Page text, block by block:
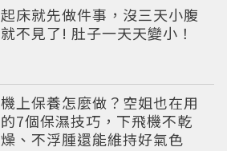
起床就先做件事，沒三天小腹
就不見了! 肚子一天天變小！
機上保養怎麼做？空姐也在用
的7個保濕技巧，下飛機不乾
燥、不浮腫還能維持好氣色